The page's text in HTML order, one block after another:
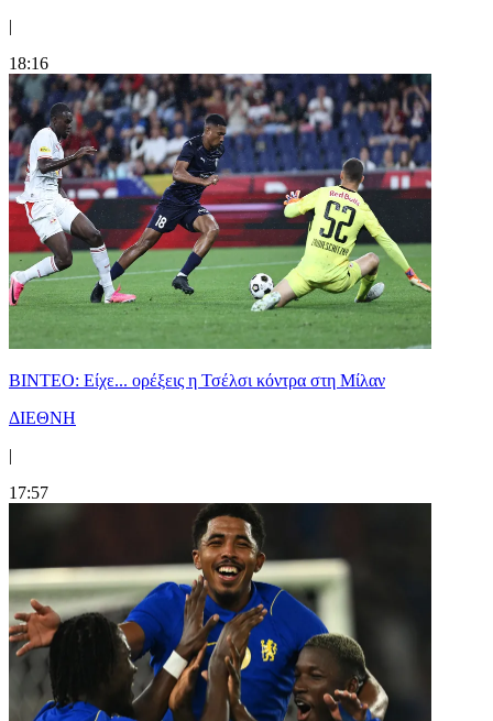
|
18:16
BINTEO: Είχε... ορέξεις η Τσέλσι κόντρα στη Μίλαν
ΔΙΕΘΝΗ
|
17:57